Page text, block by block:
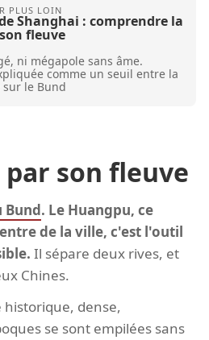
Shanghai : comprendre la
fleuve
ni mégapole sans âme.
comme un seuil entre la
le Bund
son fleuve
Bund. Le Huangpu, ce
de la ville, c'est l'outil
Il sépare deux rives, et
Chines.
historique, dense,
se sont empilées sans